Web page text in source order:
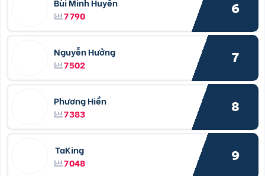
7790
6
Nguyễn Hưởng
7502
7
Phương Hiền
7383
8
TaKing
7048
9